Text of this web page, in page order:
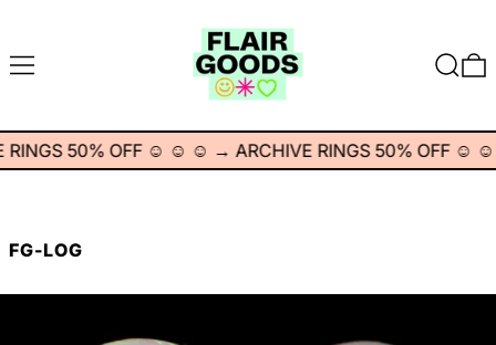
MENÚ
50% OFF ☺︎ ☺︎ ☺︎→ ARCHIVE RINGS 50% OFF ☺︎ ☺︎
FG-LOG